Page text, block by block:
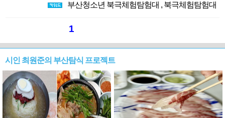
부산청소년 북극체험탐험대 , 북극체험탐험대
1
시인 최원준의 부산탐식 프로젝트